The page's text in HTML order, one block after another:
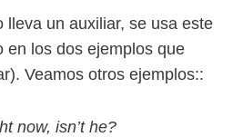
lleva un auxiliar, se usa este
en los dos ejemplos que
Veamos otros ejemplos::
now, isn’t he?